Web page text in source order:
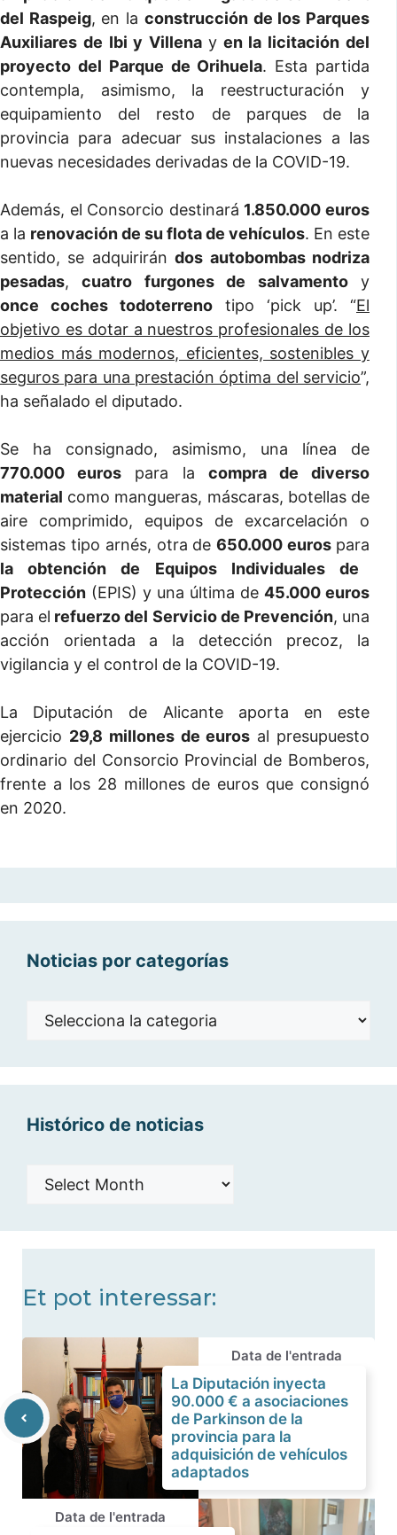
del Raspeig, en la construcción de los Parques
Auxiliares de Ibi y Villena yen la licitación del
proyecto del Parque de Orihuela. Esta partida
contempla, asimismo, la reestructuración y
equipamiento del resto de parques de la
provincia para adecuar sus instalaciones a las
nuevas necesidades derivadas de la COVID-19.
Además, el Consorcio destinará 1.850.000 euros
a la renovación de su flota de vehículos. En este
sentido, se adquirirándos autobombas nodriza
pesadas,cuatro furgones de salvamentoy
once coches todoterreno tipo ‘pick up’. “El
objetivo es dotar a nuestros profesionales de los
medios más modernos, eficientes, sostenibles y
seguros para una prestación óptima del servicio”,
ha señalado el diputado.
Se ha consignado, asimismo, una línea de
770.000 euros para la compra de diverso
material como mangueras, máscaras, botellas de
aire comprimido, equipos de excarcelación o
sistemas tipo arnés, otra de650.000 euros para
la obtención de Equipos Individuales de
Protección (EPIS) y una última de 45.000 euros
para el refuerzo del Servicio de Prevención, una
acción orientada a la detección precoz, la
vigilancia y el control de la COVID-19.
La Diputación de Alicante aporta en este
ejercicio 29,8 millones de euros al presupuesto
ordinario del Consorcio Provincial de Bomberos,
frente a los 28 millones de euros que consignó
en 2020.
Noticias por categorías
Noticias
Histórico de noticias
Histórico
Et pot interessar:
Data de l'entrada
La Diputación inyecta
90.000 € a asociaciones
de Parkinson de la
provincia para la
adquisición de vehículos
adaptados
Data de l'entrada